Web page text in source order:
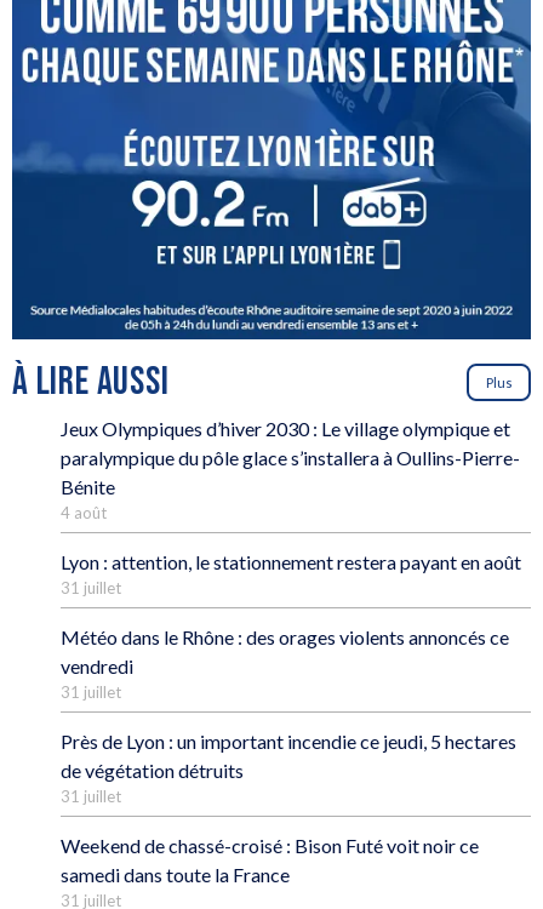
À LIRE AUSSI Plus
Jeux Olympiques d’hiver 2030 : Le village olympique et
paralympique du pôle glace s’installera à Oullins-Pierre-
Bénite
4 août
Lyon : attention, le stationnement restera payant en août
31 juillet
Météo dans le Rhône : des orages violents annoncés ce
vendredi
31 juillet
Près de Lyon : un important incendie ce jeudi, 5 hectares
de végétation détruits
31 juillet
Weekend de chassé-croisé : Bison Futé voit noir ce
samedi dans toute la France
31 juillet